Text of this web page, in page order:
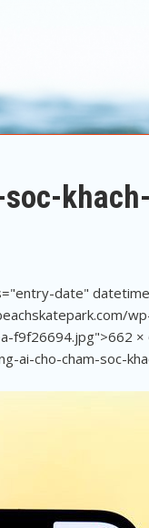
date"
f9f26694.jpg">662 ×
ai-cho-cham-soc-